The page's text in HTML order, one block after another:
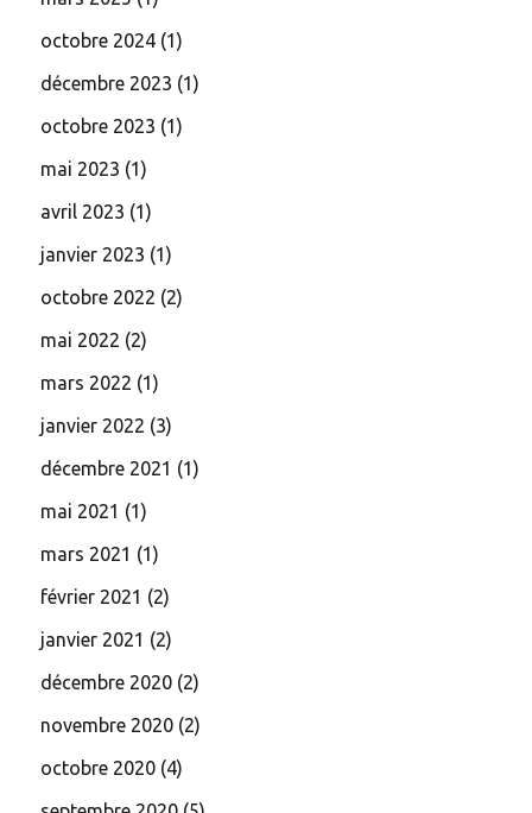
octobre 2024 (1)
décembre 2023 (1)
octobre 2023 (1)
mai 2023 (1)
avril 2023 (1)
janvier 2023 (1)
octobre 2022 (2)
mai 2022 (2)
mars 2022 (1)
janvier 2022 (3)
décembre 2021 (1)
mai 2021 (1)
mars 2021 (1)
février 2021 (2)
janvier 2021 (2)
décembre 2020 (2)
novembre 2020 (2)
octobre 2020 (4)